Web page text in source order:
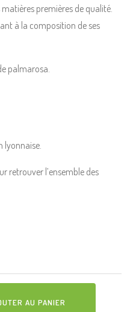
premières de qualité.
à la composition de ses
palmarosa.
lyonnaise.
retrouver l’ensemble des
AU PANIER